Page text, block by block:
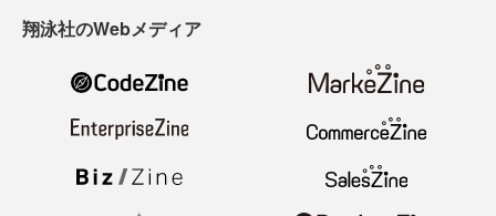
翔泳社のWebメディア